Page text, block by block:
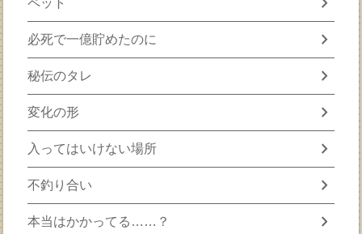
必死で一億貯めたのに chevron_right
秘伝のタレ chevron_right
変化の形 chevron_right
入ってはいけない場所 chevron_right
不釣り合い chevron_right
本当はかかってる……？ chevron_right